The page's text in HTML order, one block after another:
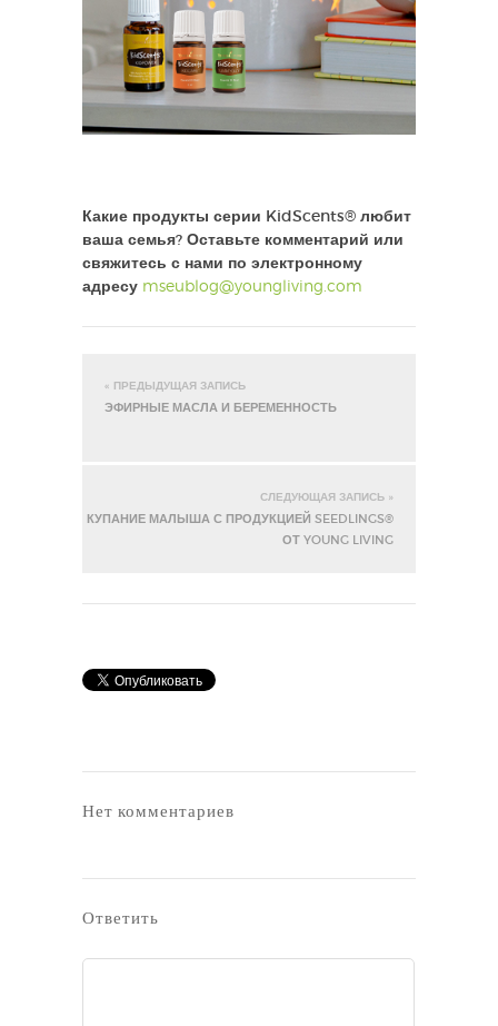
Какие продукты серии KidScents® любит
ваша семья? Оставьте комментарий или
свяжитесь с нами по электронному
адресу mseublog@youngliving.com
« ПРЕДЫДУЩАЯ ЗАПИСЬ
ЭФИРНЫЕ МАСЛА И БЕРЕМЕННОСТЬ
СЛЕДУЮЩАЯ ЗАПИСЬ »
КУПАНИЕ МАЛЫША С ПРОДУКЦИЕЙ SEEDLINGS®
ОТ YOUNG LIVING
Нет комментариев
Ответить